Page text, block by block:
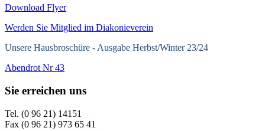
Download Flyer
Werden Sie Mitglied im Diakonieverein
Unsere Hausbroschüre - Ausgabe Herbst/Winter 23/24
Abendrot Nr 43
Sie erreichen uns
Tel. (0 96 21) 14151
Fax (0 96 21) 973 65 41